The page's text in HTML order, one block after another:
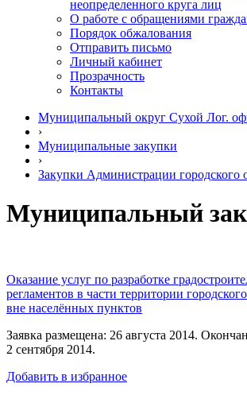
неопределенного круга лиц
О работе с обращениями
Порядок обжалования
Отправить письмо
Личный кабинет
Прозрачность
Контакты
Муниципальный округ Сухой Лог.
›
Муниципальные закупки
›
Закупки Администрации городского
Муниципальный
Оказание услуг по разработке
регламентов в части территории
вне населённых пунктов
Заявка размещена: 26 августа 2014.
2 сентября 2014.
Добавить в избранное